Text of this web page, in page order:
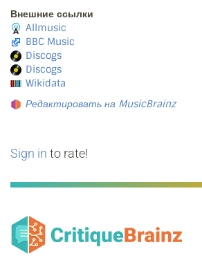
Внешние ссылки
Allmusic
BBC Music
Discogs
Discogs
Wikidata
Редактировать на MusicBrainz
Sign in to rate!